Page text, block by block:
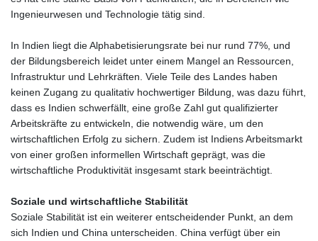
Ingenieurwesen und Technologie tätig sind.
In Indien liegt die Alphabetisierungsrate bei nur rund 77%, und
der Bildungsbereich leidet unter einem Mangel an Ressourcen,
Infrastruktur und Lehrkräften. Viele Teile des Landes haben
keinen Zugang zu qualitativ hochwertiger Bildung, was dazu führt,
dass es Indien schwerfällt, eine große Zahl gut qualifizierter
Arbeitskräfte zu entwickeln, die notwendig wäre, um den
wirtschaftlichen Erfolg zu sichern. Zudem ist Indiens Arbeitsmarkt
von einer großen informellen Wirtschaft geprägt, was die
wirtschaftliche Produktivität insgesamt stark beeinträchtigt.
Soziale und wirtschaftliche Stabilität
Soziale Stabilität ist ein weiterer entscheidender Punkt, an dem
sich Indien und China unterscheiden. China verfügt über ein